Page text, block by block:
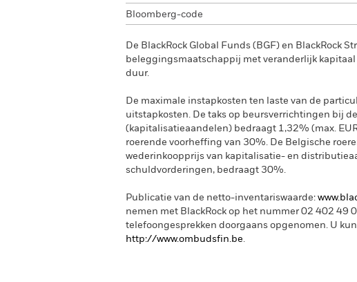
Bloomberg-code
De BlackRock Global Funds (BGF) en BlackRock
beleggingsmaatschappij met veranderlijk
duur.
De maximale instapkosten ten laste van de
uitstapkosten. De taks op beursverrichtingen bij
(kapitalisatieaandelen) bedraagt 1,32% (max.
roerende voorheffing van 30%. De Belgische
wederinkoopprijs van kapitalisatie- en
schuldvorderingen, bedraagt 30%.
Publicatie van de netto-inventariswaarde:
nemen met BlackRock op het nummer 02 402 49
telefoongesprekken doorgaans opgenomen. U
http://www.ombudsfin.be.